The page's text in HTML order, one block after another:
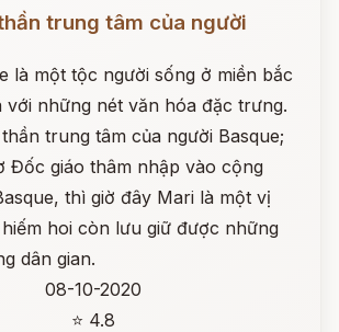
trung tâm của người
là một tộc người sống ở miền bắc
với những nét văn hóa đặc trưng.
trung tâm của người Basque;
Đốc giáo thâm nhập vào cộng
thì giờ đây Mari là một vị
hoi còn lưu giữ được những
dân gian.
08-10-2020
⭐ 4.8